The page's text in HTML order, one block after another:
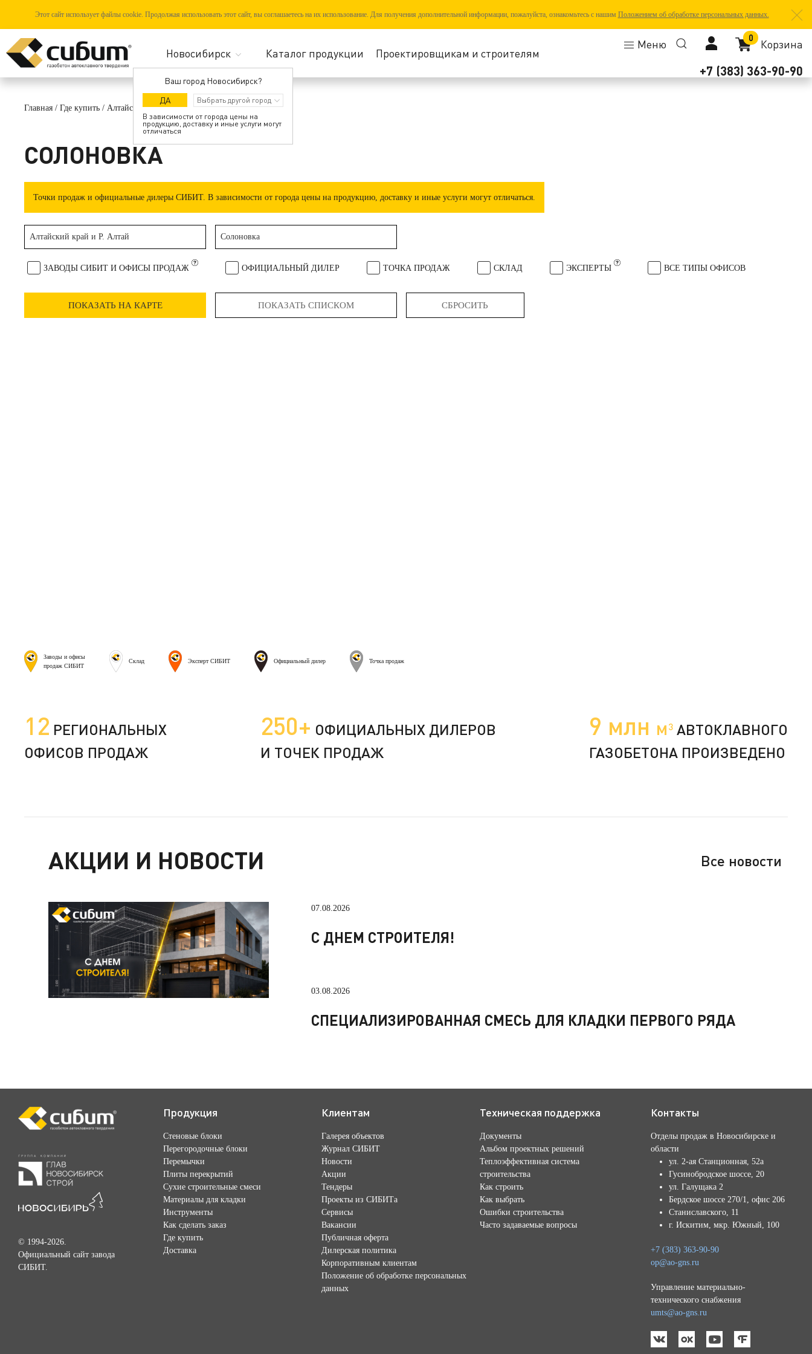
Этот сайт использует файлы cookie. Продолжая использовать этот сайт, вы соглашаетесь на их использование. Для получения дополнительной информации, пожалуйста, ознакомьтесь с нашим Положением об обработке персональных данных.
Ваш город Новосибирск?
ДА
В зависимости от города цены на
продукцию, доставку и иные услуги могут
отличаться
Каталог продукции Проектировщикам и строителям
Меню 0 Корзина
+7 (383) 363-90-90
Главная / Где купить / Алтайский край и Р. Алтай/Солоновка
СОЛОНОВКА
Точки продаж и официальные дилеры СИБИТ. В зависимости от города цены на продукцию, доставку и иные услуги могут отличаться.
Алтайский край и Р. Алтай Солоновка
ЗАВОДЫ СИБИТ И ОФИСЫ ПРОДАЖ ОФИЦИАЛЬНЫЙ ДИЛЕР ТОЧКА ПРОДАЖ СКЛАД ЭКСПЕРТЫ ВСЕ ТИПЫ ОФИСОВ
ПОКАЗАТЬ НА КАРТЕ ПОКАЗАТЬ СПИСКОМ СБРОСИТЬ
Заводы и офисы
продаж СИБИТ
Склад Эксперт СИБИТ Официальный дилер Точка продаж
12 РЕГИОНАЛЬНЫХ
ОФИСОВ ПРОДАЖ
250+ ОФИЦИАЛЬНЫХ ДИЛЕРОВ
И ТОЧЕК ПРОДАЖ
9 млн м 3 АВТОКЛАВНОГО
ГАЗОБЕТОНА ПРОИЗВЕДЕНО
АКЦИИ И НОВОСТИ Все новости
07.08.2026
С ДНЕМ СТРОИТЕЛЯ!
03.08.2026
СПЕЦИАЛИЗИРОВАННАЯ СМЕСЬ ДЛЯ КЛАДКИ ПЕРВОГО РЯДА
© 1994-2026.
Официальный сайт завода
СИБИТ.
Продукция
Стеновые блоки
Перегородочные блоки
Перемычки
Плиты перекрытий
Сухие строительные смеси
Материалы для кладки
Инструменты
Как сделать заказ
Где купить
Доставка
Клиентам
Галерея объектов
Журнал СИБИТ
Новости
Акции
Тендеры
Проекты из СИБИТа
Сервисы
Вакансии
Публичная оферта
Дилерская политика
Корпоративным клиентам
Положение об обработке персональных
данных
Техническая поддержка
Документы
Альбом проектных решений
Теплоэффективная система
строительства
Как строить
Как выбрать
Ошибки строительства
Часто задаваемые вопросы
Контакты
Отделы продаж в Новосибирске и
области
ул. 2-ая Станционная, 52а
Гусинобродское шоссе, 20
ул. Галущака 2
Бердское шоссе 270/1, офис 206
Станиславского, 11
г. Искитим, мкр. Южный, 100
+7 (383) 363-90-90
op@ao-gns.ru
Управление материально-
технического снабжения
umts@ao-gns.ru